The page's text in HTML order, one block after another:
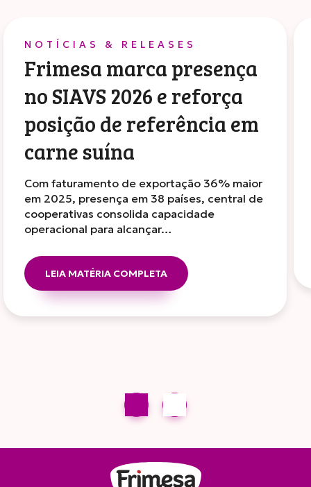
NOTÍCIAS & RELEASES
Frimesa marca presença
no SIAVS 2026 e reforça
posição de referência em
carne suína
Com faturamento de exportação 36% maior
em 2025, presença em 38 países, central de
cooperativas consolida capacidade
operacional para alcançar…
LEIA MATÉRIA COMPLETA